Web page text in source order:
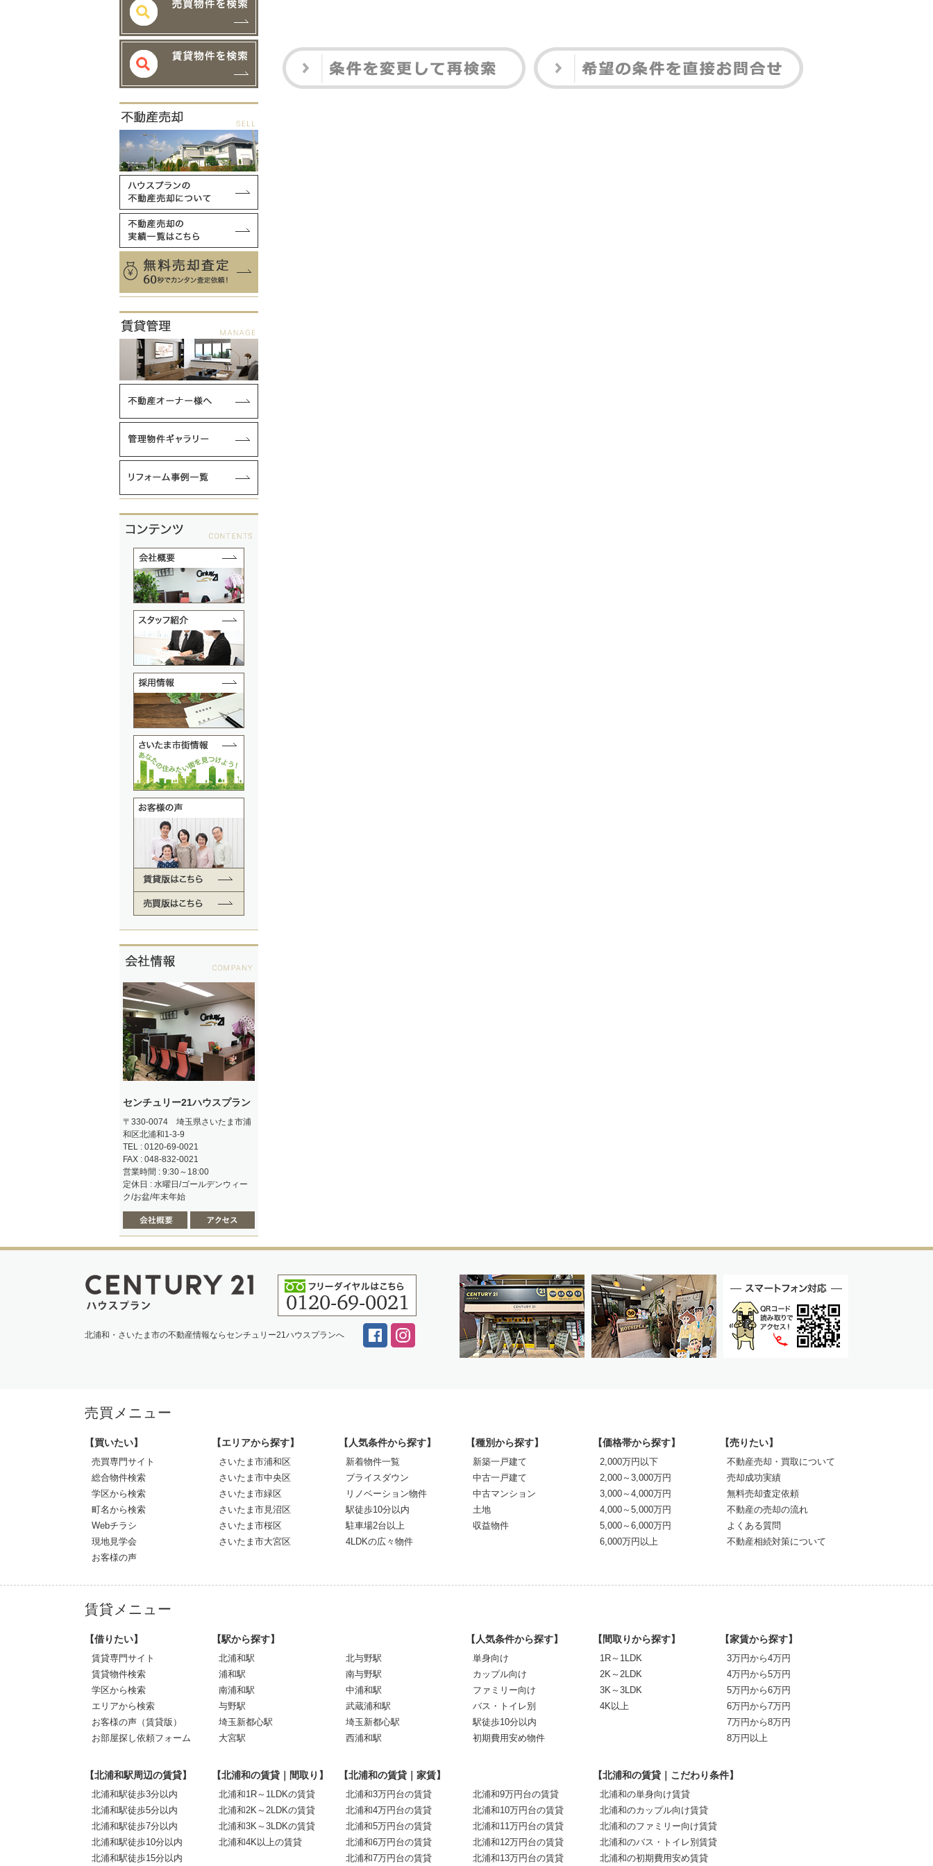
センチュリー21ハウスプラン
〒330-0074 埼玉県さいたま市浦
和区北浦和1-3-9
TEL : 0120-69-0021
FAX : 048-832-0021
営業時間 : 9:30～18:00
定休日 : 水曜日/ゴールデンウィー
ク/お盆/年末年始
北浦和・さいたま市の不動産情報ならセンチュリー21ハウスプランへ
売買メニュー
【買いたい】
売買専門サイト
総合物件検索
学区から検索
町名から検索
Webチラシ
現地見学会
お客様の声
【エリアから探す】
さいたま市浦和区
さいたま市中央区
さいたま市緑区
さいたま市見沼区
さいたま市桜区
さいたま市大宮区
【人気条件から探す】
新着物件一覧
プライスダウン
リノベーション物件
駅徒歩10分以内
駐車場2台以上
4LDKの広々物件
【種別から探す】
新築一戸建て
中古一戸建て
中古マンション
土地
収益物件
【価格帯から探す】
2,000万円以下
2,000～3,000万円
3,000～4,000万円
4,000～5,000万円
5,000～6,000万円
6,000万円以上
【売りたい】
不動産売却・買取について
売却成功実績
無料売却査定依頼
不動産の売却の流れ
よくある質問
不動産相続対策について
賃貸メニュー
【借りたい】
賃貸専門サイト
賃貸物件検索
学区から検索
エリアから検索
お客様の声（賃貸版）
お部屋探し依頼フォーム
【駅から探す】
北浦和駅
浦和駅
南浦和駅
与野駅
埼玉新都心駅
大宮駅
北与野駅
南与野駅
中浦和駅
武蔵浦和駅
埼玉新都心駅
西浦和駅
【人気条件から探す】
単身向け
カップル向け
ファミリー向け
バス・トイレ別
駅徒歩10分以内
初期費用安め物件
【間取りから探す】
1R～1LDK
2K～2LDK
3K～3LDK
4K以上
【家賃から探す】
3万円から4万円
4万円から5万円
5万円から6万円
6万円から7万円
7万円から8万円
8万円以上
【北浦和駅周辺の賃貸】
北浦和駅徒歩3分以内
北浦和駅徒歩5分以内
北浦和駅徒歩7分以内
北浦和駅徒歩10分以内
北浦和駅徒歩15分以内
【北浦和の賃貸｜間取り】
北浦和1R～1LDKの賃貸
北浦和2K～2LDKの賃貸
北浦和3K～3LDKの賃貸
北浦和4K以上の賃貸
【北浦和の賃貸｜家賃】
北浦和3万円台の賃貸
北浦和4万円台の賃貸
北浦和5万円台の賃貸
北浦和6万円台の賃貸
北浦和7万円台の賃貸
北浦和9万円台の賃貸
北浦和10万円台の賃貸
北浦和11万円台の賃貸
北浦和12万円台の賃貸
北浦和13万円台の賃貸
【北浦和の賃貸｜こだわり条件】
北浦和の単身向け賃貸
北浦和のカップル向け賃貸
北浦和のファミリー向け賃貸
北浦和のバス・トイレ別賃貸
北浦和の初期費用安め賃貸